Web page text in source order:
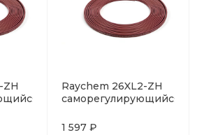
ZH
Raychem 26XL2-ZH
саморегулирующийся
1 597 ₽